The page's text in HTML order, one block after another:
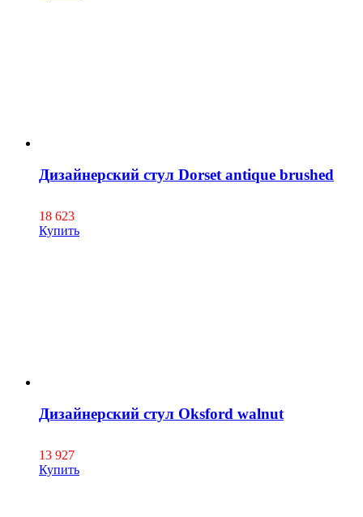
Дизайнерский стул Dorset antique brushed
18 623
Купить
Дизайнерский стул Oksford walnut
13 927
Купить